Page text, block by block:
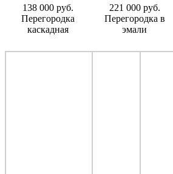
138 000 руб.
Перегородка
каскадная
221 000 руб.
Перегородка в
эмали